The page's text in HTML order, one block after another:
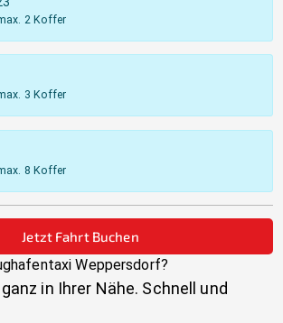
2 Koffer
3 Koffer
8 Koffer
Jetzt Fahrt Buchen
Weppersdorf?
in Ihrer Nähe. Schnell und